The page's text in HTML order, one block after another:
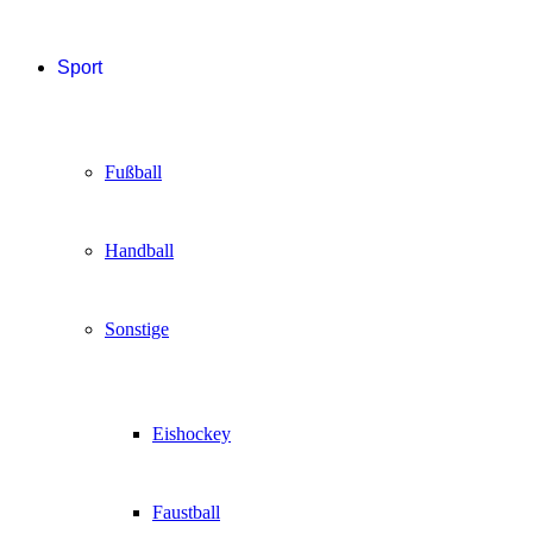
Sport
Fußball
Handball
Sonstige
Eishockey
Faustball